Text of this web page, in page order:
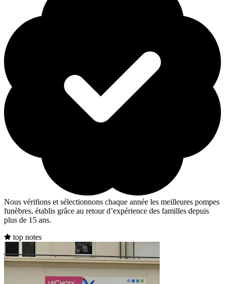
Nous vérifions et sélectionnons chaque année les meilleures pompes
funèbres, établis grâce au retour d’expérience des familles depuis
plus de 15 ans.
top notes